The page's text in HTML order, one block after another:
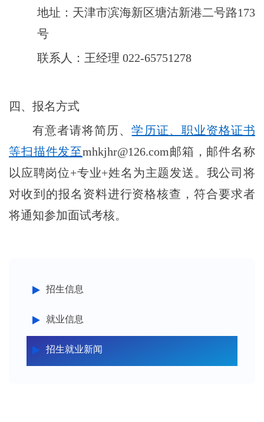
招生信息
就业信息
招生就业新闻
地址：天津市滨海新区塘沽新港二号路173
号
联系人：王经理 022-65751278
四、报名方式
有意者请将简历、学历证、职业资格证书
等扫描件发至mhkjhr@126.com邮箱，邮件名称
以应聘岗位+专业+姓名为主题发送。我公司将
对收到的报名资料进行资格核查，符合要求者
将通知参加面试考核。